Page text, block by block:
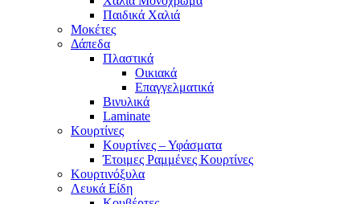
Παιδικά Χαλιά
Μοκέτες
Δάπεδα
Πλαστικά
Οικιακά
Επαγγελματικά
Βινυλικά
Laminate
Κουρτίνες
Κουρτίνες – Υφάσματα
Έτοιμες Ραμμένες Κουρτίνες
Κουρτινόξυλα
Λευκά Είδη